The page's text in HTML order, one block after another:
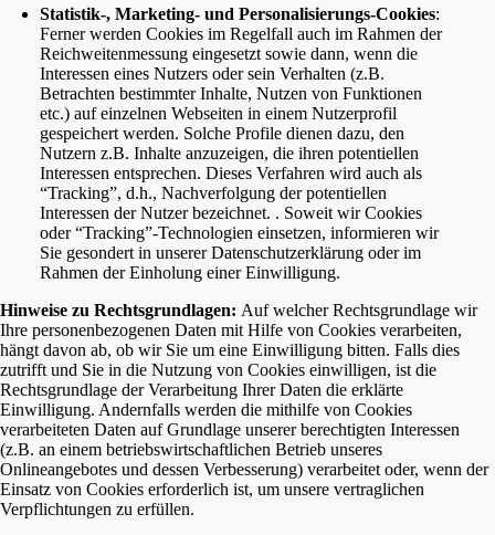
Statistik-, Marketing- und Personalisierungs-Cookies:
Ferner werden Cookies im Regelfall auch im Rahmen der
Reichweitenmessung eingesetzt sowie dann, wenn die
Interessen eines Nutzers oder sein Verhalten (z.B.
Betrachten bestimmter Inhalte, Nutzen von Funktionen
etc.) auf einzelnen Webseiten in einem Nutzerprofil
gespeichert werden. Solche Profile dienen dazu, den
Nutzern z.B. Inhalte anzuzeigen, die ihren potentiellen
Interessen entsprechen. Dieses Verfahren wird auch als
“Tracking”, d.h., Nachverfolgung der potentiellen
Interessen der Nutzer bezeichnet. . Soweit wir Cookies
oder “Tracking”-Technologien einsetzen, informieren wir
Sie gesondert in unserer Datenschutzerklärung oder im
Rahmen der Einholung einer Einwilligung.
Hinweise zu Rechtsgrundlagen: Auf welcher Rechtsgrundlage wir
Ihre personenbezogenen Daten mit Hilfe von Cookies verarbeiten,
hängt davon ab, ob wir Sie um eine Einwilligung bitten. Falls dies
zutrifft und Sie in die Nutzung von Cookies einwilligen, ist die
Rechtsgrundlage der Verarbeitung Ihrer Daten die erklärte
Einwilligung. Andernfalls werden die mithilfe von Cookies
verarbeiteten Daten auf Grundlage unserer berechtigten Interessen
(z.B. an einem betriebswirtschaftlichen Betrieb unseres
Onlineangebotes und dessen Verbesserung) verarbeitet oder, wenn der
Einsatz von Cookies erforderlich ist, um unsere vertraglichen
Verpflichtungen zu erfüllen.